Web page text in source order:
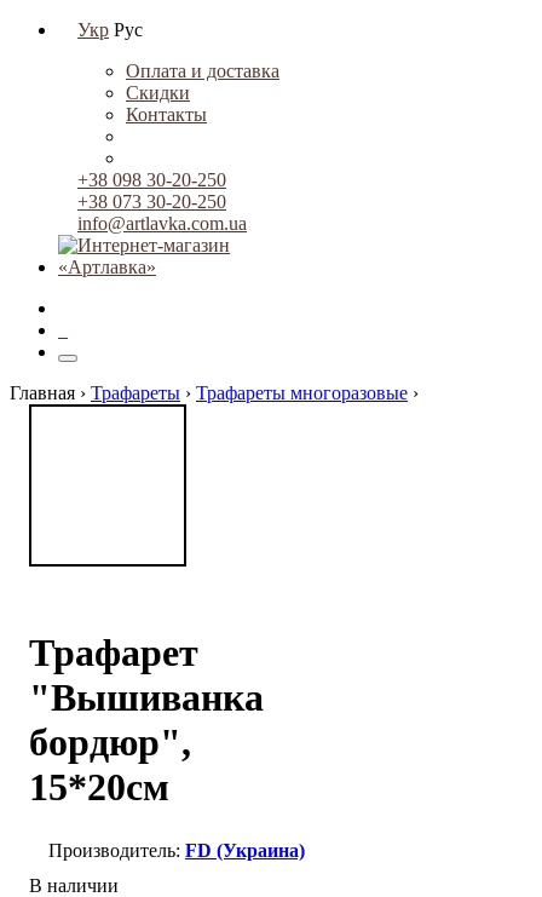
Укр Рус
Оплата и доставка
Скидки
Контакты
+38 098 30-20-250
+38 073 30-20-250
info@artlavka.com.ua
Главная › Трафареты › Трафареты многоразовые ›
Трафарет
"Вышиванка
бордюр",
15*20см
FD (Украина)
В наличии